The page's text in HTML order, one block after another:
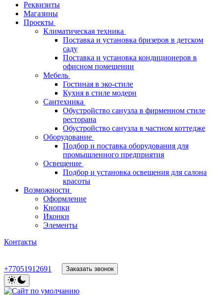
Реквизиты
Магазины
Проекты
Климатическая техника
Поставка и установка бризеров в детском
саду
Поставка и установка кондиционеров в
офисном помещении
Мебель
Гостиная в эко-стиле
Кухня в стиле модерн
Сантехника
Обустройство санузла в фирменном стиле
ресторана
Обустройство санузла в частном коттедже
Оборудование
Подбор и поставка оборудования для
промышленного предприятия
Освещение
Подбор и установка освещения для салона
красоты
Возможности
Оформление
Кнопки
Иконки
Элементы
Контакты
+77051912691 Заказать звонок